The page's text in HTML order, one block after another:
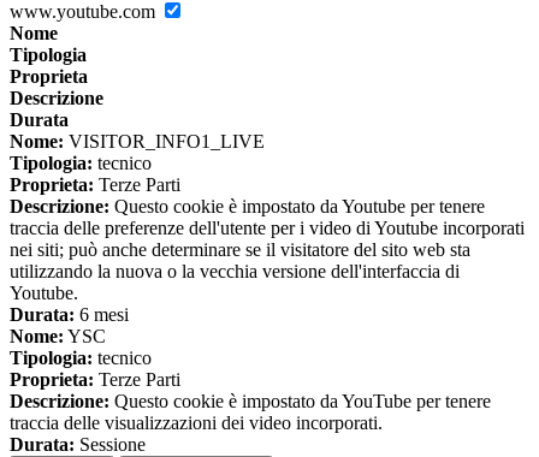
www.youtube.com
Nome
Tipologia
Proprieta
Descrizione
Durata
Nome: VISITOR_INFO1_LIVE
Tipologia: tecnico
Proprieta: Terze Parti
Descrizione: Questo cookie è impostato da Youtube per tenere
traccia delle preferenze dell'utente per i video di Youtube incorporati
nei siti; può anche determinare se il visitatore del sito web sta
utilizzando la nuova o la vecchia versione dell'interfaccia di
Youtube.
Durata: 6 mesi
Nome: YSC
Tipologia: tecnico
Proprieta: Terze Parti
Descrizione: Questo cookie è impostato da YouTube per tenere
traccia delle visualizzazioni dei video incorporati.
Durata: Sessione